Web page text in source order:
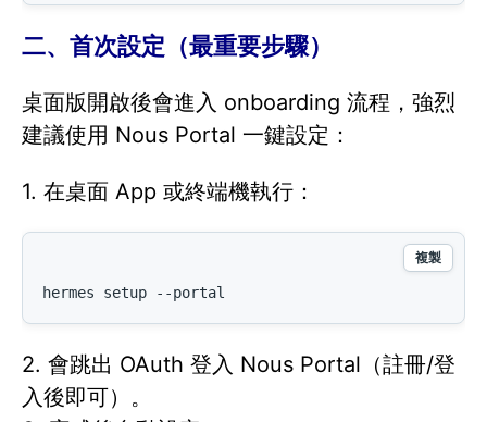
二、首次設定（最重要步驟）
桌面版開啟後會進入 onboarding 流程，強烈
建議使用 Nous Portal 一鍵設定：
1. 在桌面 App 或終端機執行：
複製
hermes setup --portal
2. 會跳出 OAuth 登入 Nous Portal（註冊/登
入後即可）。